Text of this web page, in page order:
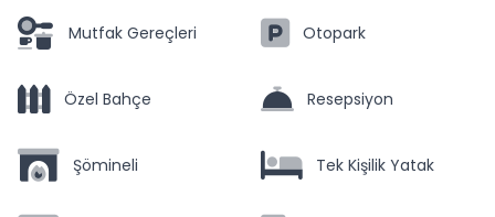
Mutfak Gereçleri Otopark
Özel Bahçe Resepsiyon
Şömineli Tek Kişilik Yatak